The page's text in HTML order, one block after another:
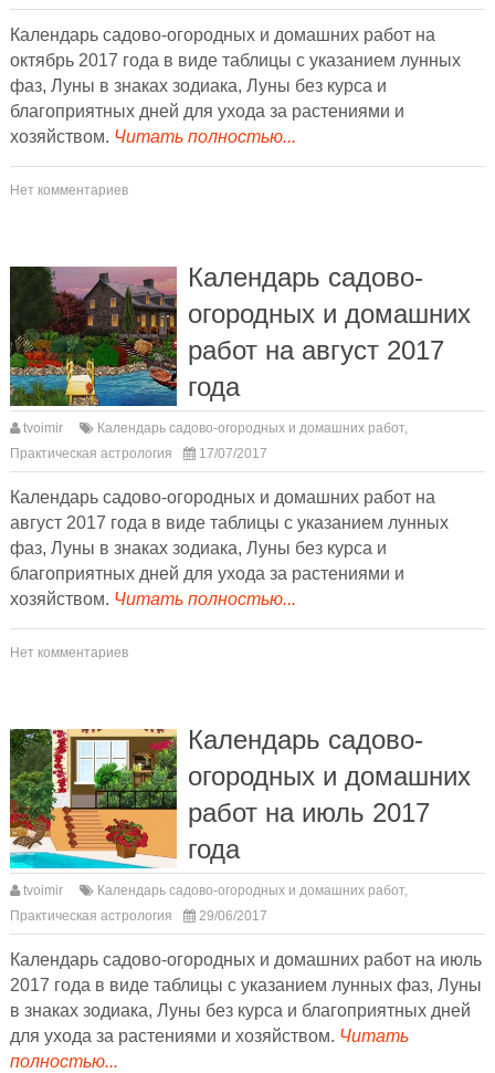
Календарь садово-огородных и домашних работ на
октябрь 2017 года в виде таблицы с указанием лунных
фаз, Луны в знаках зодиака, Луны без курса и
благоприятных дней для ухода за растениями и
хозяйством. Читать полностью...
Нет комментариев
Календарь садово-
огородных и домашних
работ на август 2017
года
tvoimir Календарь садово-огородных и домашних работ,
Практическая астрология
17/07/2017
Календарь садово-огородных и домашних работ на
август 2017 года в виде таблицы с указанием лунных
фаз, Луны в знаках зодиака, Луны без курса и
благоприятных дней для ухода за растениями и
хозяйством. Читать полностью...
Нет комментариев
Календарь садово-
огородных и домашних
работ на июль 2017
года
tvoimir Календарь садово-огородных и домашних работ,
Практическая астрология
29/06/2017
Календарь садово-огородных и домашних работ на июль
2017 года в виде таблицы с указанием лунных фаз, Луны
в знаках зодиака, Луны без курса и благоприятных дней
для ухода за растениями и хозяйством. Читать
полностью...